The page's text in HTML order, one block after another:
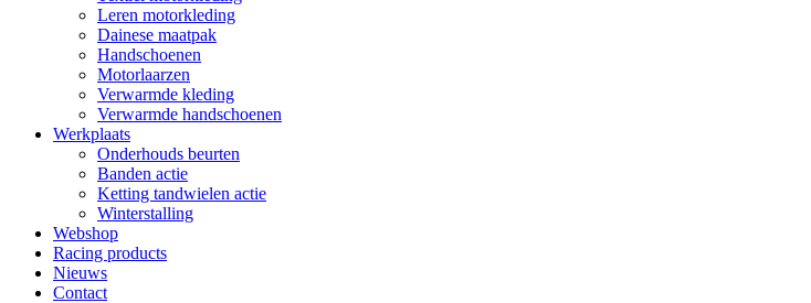
Leren motorkleding
Dainese maatpak
Handschoenen
Motorlaarzen
Verwarmde kleding
Verwarmde handschoenen
Werkplaats
Onderhouds beurten
Banden actie
Ketting tandwielen actie
Winterstalling
Webshop
Racing products
Nieuws
Contact